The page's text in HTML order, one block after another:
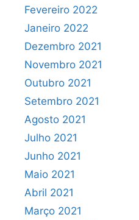
Fevereiro 2022
Janeiro 2022
Dezembro 2021
Novembro 2021
Outubro 2021
Setembro 2021
Agosto 2021
Julho 2021
Junho 2021
Maio 2021
Abril 2021
Março 2021